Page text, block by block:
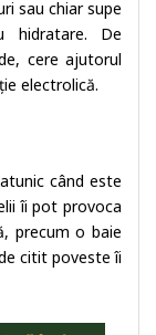
sau chiar supe
hidratare. De
cere ajutorul
electrolică.
când este
îi pot provoca
precum o baie
citit poveste îi